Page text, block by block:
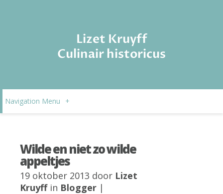
Lizet Kruyff
Culinair historicus
Navigation Menu +
Wilde en niet zo wilde
appeltjes
19 oktober 2013 door Lizet
Kruyffin Blogger |